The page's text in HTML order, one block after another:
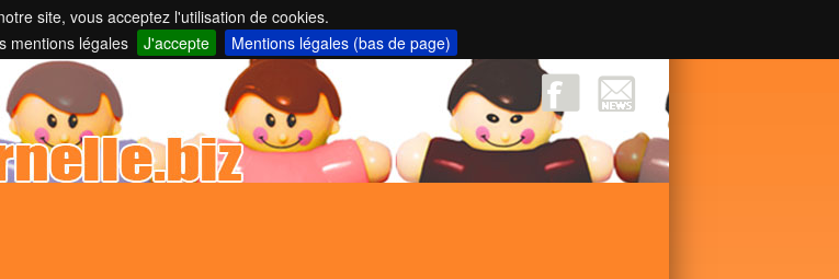
site, vous acceptez l'utilisation de cookies.
mentions légales
J'accepte Mentions légales (bas de page)
...